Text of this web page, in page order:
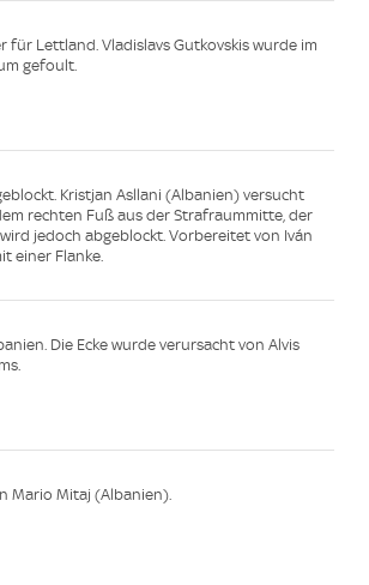
für Lettland. Vladislavs Gutkovskis wurde im
gefoult.
Kristjan Asllani (Albanien) versucht
rechten Fuß aus der Strafraummitte, der
jedoch abgeblockt. Vorbereitet von Iván
einer Flanke.
Die Ecke wurde verursacht von Alvis
Mario Mitaj (Albanien).